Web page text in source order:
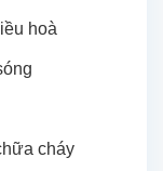
hoà
cháy